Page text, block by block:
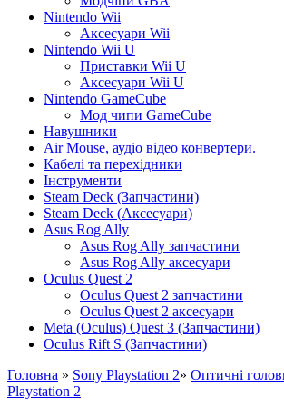
Nintendo Wii
Аксесуари Wii
Nintendo Wii U
Приставки Wii U
Аксесуари Wii U
Nintendo GameCube
Мод чипи GameCube
Навушники
Air Mouse, аудіо відео конвертери.
Кабелі та перехідники
Інструменти
Steam Deck (Запчастини)
Steam Deck (Аксесуари)
Asus Rog Ally
Asus Rog Ally запчастини
Asus Rog Ally аксесуари
Oculus Quest 2
Oculus Quest 2 запчастини
Oculus Quest 2 аксесуари
Meta (Oculus) Quest 3 (Запчастини)
Oculus Rift S (Запчастини)
Головна » Sony Playstation 2» Оптичні
Playstation 2